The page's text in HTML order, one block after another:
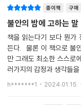
가받아야 한다는 사고방
청하고, 살아야 한다는 사
사고방식. 마케터와 정치
것에 대한 사고방식. 경제
야 하는 욕망과 결핍, 그것
---「나 자신에게 만족하는
엇인지 오랜 시간 고민했
스, 경제, 사회적 갈등, 일,
는 걱정거리를 보다 지혜
준다. 그는 무엇보다 너무
신을 해방시키고 그 어떤
는 길에 집중한다.
“사회의 조류가 우리를
종이책 구매
불안의 밤에 고하는 말
책을 읽는다기 보다 뭔가 정신과에서 상담을 하는 처음 겪어보는 감정이
든다. 물론 이 책으로 불안한 마음이 완벽하게 좋아진다면 거짓말이겠지
만 그래도 최소한 스스로에게 꽉 닫혀서 꽁꽁 싸매고 있는 말하지못한 여
러가지의 감정과 생각들을 불안하지 않게 언제든 꺼내게 됐다는 점이 가장
감사한 지점이기도 하다. 그냥 마음이 말랑말랑 해지는것 만으로도 너무
h*******1 2024.01.15.